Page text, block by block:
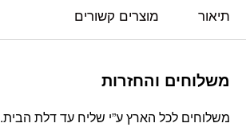
תיאור מוצרים קשורים
משלוחים והחזרות
משלוחים לכל הארץ ע”י שליח עד דלת הבית.